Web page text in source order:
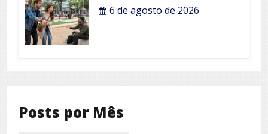
6 de agosto de 2026
Posts por Mês